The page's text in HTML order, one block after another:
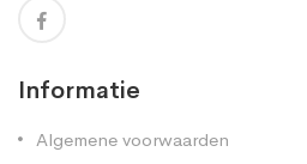
Informatie
Algemene voorwaarden